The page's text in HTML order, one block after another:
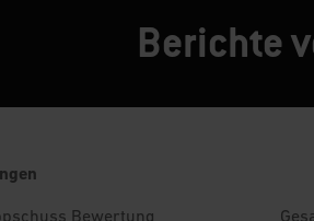
Berichte